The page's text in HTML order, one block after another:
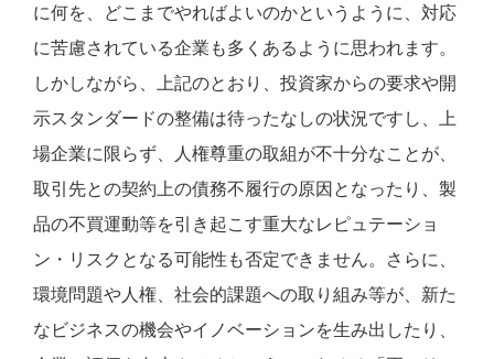
に何を、どこまでやればよいのかというように、対応
に苦慮されている企業も多くあるように思われます。
しかしながら、上記のとおり、投資家からの要求や開
示スタンダードの整備は待ったなしの状況ですし、上
場企業に限らず、人権尊重の取組が不十分なことが、
取引先との契約上の債務不履行の原因となったり、製
品の不買運動等を引き起こす重大なレピュテーショ
ン・リスクとなる可能性も否定できません。さらに、
環境問題や人権、社会的課題への取り組み等が、新た
なビジネスの機会やイノベーションを生み出したり、